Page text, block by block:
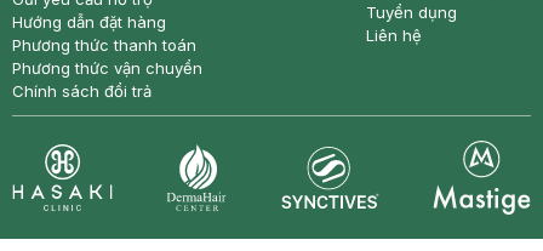
Hướng dẫn đặt hàng
Phương thức thanh toán
Phương thức vận chuyển
Chính sách đổi trả
Tuyển dụng
Liên hệ